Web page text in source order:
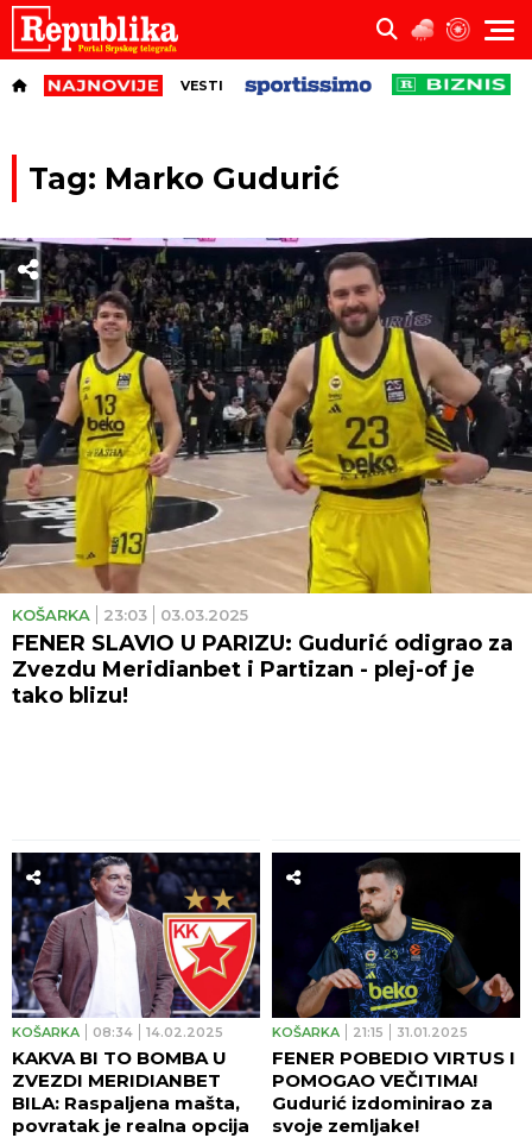
VESTI
Tag: Marko Gudurić
KOŠARKA 23:03 03.03.2025
FENER SLAVIO U PARIZU: Gudurić odigrao za
Zvezdu Meridianbet i Partizan - plej-of je
tako blizu!
KOŠARKA 08:34 14.02.2025
KAKVA BI TO BOMBA U
ZVEZDI MERIDIANBET
BILA: Raspaljena mašta,
povratak je realna opcija
KOŠARKA 21:15 31.01.2025
FENER POBEDIO VIRTUS I
POMOGAO VEČITIMA!
Gudurić izdominirao za
svoje zemljake!